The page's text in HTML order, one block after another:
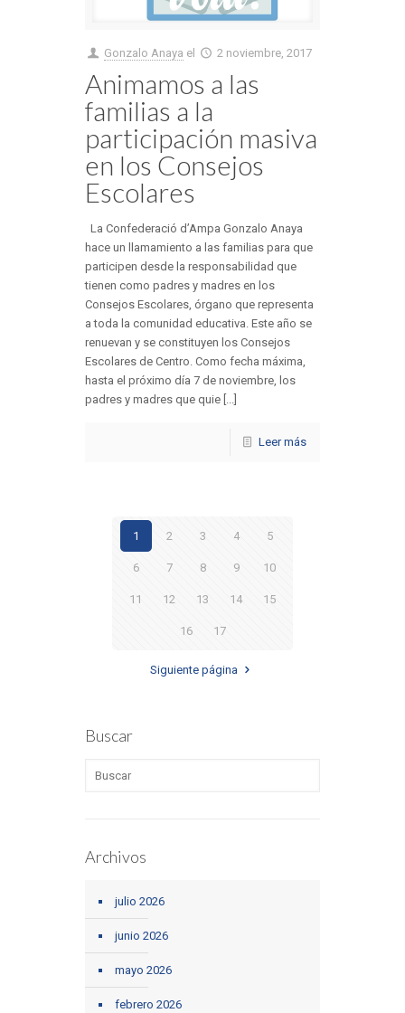
Gonzalo Anaya el 2 noviembre, 2017
Animamos a las
familias a la
participación masiva
en los Consejos
Escolares
La Confederació d’Ampa Gonzalo Anaya
hace un llamamiento a las familias para que
participen desde la responsabilidad que
tienen como padres y madres en los
Consejos Escolares, órgano que representa
a toda la comunidad educativa. Este año se
renuevan y se constituyen los Consejos
Escolares de Centro. Como fecha máxima,
hasta el próximo día 7 de noviembre, los
padres y madres que quie [...]
Leer más
1 2 3 4 5
6 7 8 9 10
11 12 13 14 15
16 17
Siguiente página
Buscar
Archivos
julio 2026
junio 2026
mayo 2026
febrero 2026